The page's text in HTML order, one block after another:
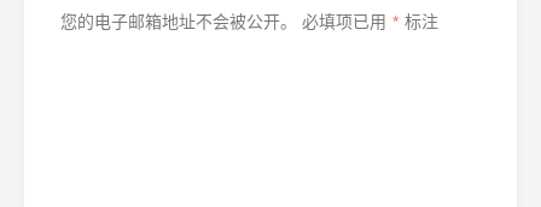
您的电子邮箱地址不会被公开。 必填项已用 * 标注